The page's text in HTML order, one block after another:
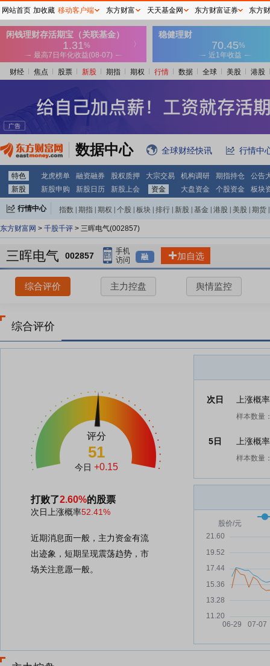
财经 焦点 股票 新股 期指 期权 行情 数据 全球 美股 港股
数据中心 全球财经快讯 行情中
特色 龙虎榜单 融资融券 股权质押 大宗交易 机构调研 期指持仓
公告
新股
新股申购 新股日历 新股上会 资金 大盘资金 个股资金 板块
行情中心 指数 期指 期权 个股 板块 排行 新股 基金 港股 美股 期货
东方财富网 > 千股千评 > 三晖电气(002857)
三晖电气 002857 融 加自选
综合评价 主力控盘 舆情监控
综合评价
评分
51
今日 +0.15
打败了2.60%的股票
次日上涨概率52.41%
近期消息面一般，主力资金有流
出迹象，短期呈现震荡趋势，市
场关注意愿一般。
次日 上涨概
样本数量
5日 上涨概
样本数量
网站首页 加收藏 移动客户端 东方财富 天天基金网 东方财富证券 东方